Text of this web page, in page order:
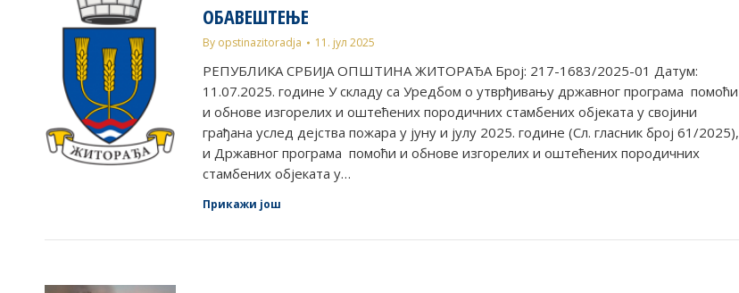
ОБАВЕШТЕЊЕ
By opstinazitoradja 11. јул 2025
РЕПУБЛИКА СРБИЈА ОПШТИНА ЖИТОРАЂА Број: 217-1683/2025-01 Датум:
11.07.2025. године У складу са Уредбом о утврђивању државног програма помоћи
и обнове изгорелих и оштећених породичних стамбених објеката у својини
грађана услед дејства пожара у јуну и јулу 2025. године (Сл. гласник број 61/2025),
и Државног програма помоћи и обнове изгорелих и оштећених породичних
стамбених објеката у…
Прикажи још